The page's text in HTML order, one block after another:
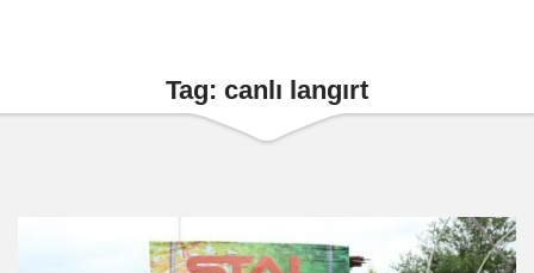
Tag: canlı langırt